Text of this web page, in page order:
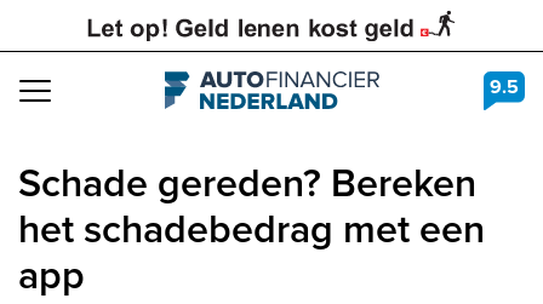
Navigation 9.5
Schade gereden? Bereken
het schadebedrag met een
app